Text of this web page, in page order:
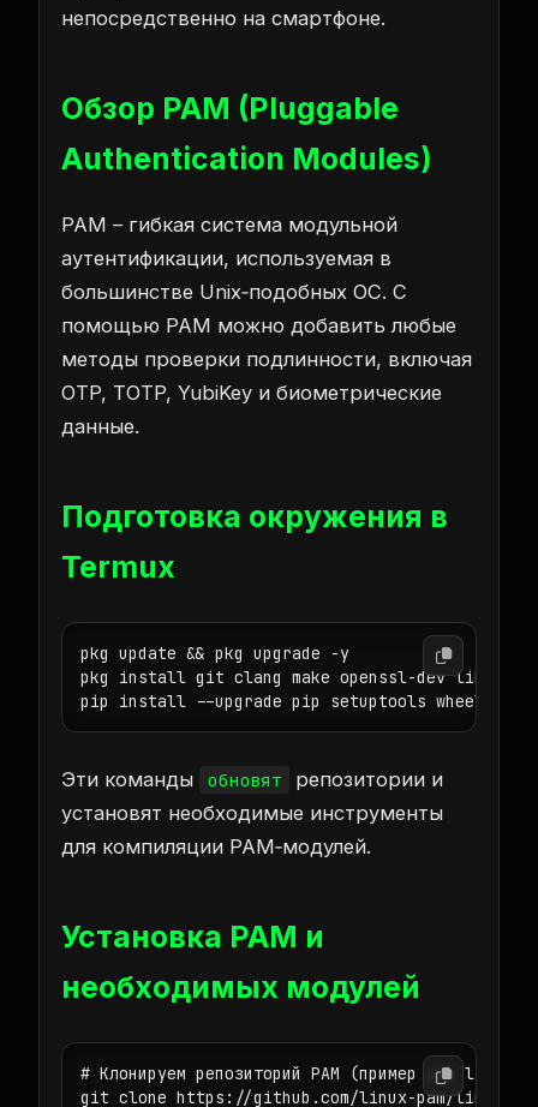
непосредственно на смартфоне.
Обзор PAM (Pluggable
Authentication Modules)
PAM – гибкая система модульной
аутентификации, используемая в
большинстве Unix‑подобных ОС. С
помощью PAM можно добавить любые
методы проверки подлинности, включая
OTP, TOTP, YubiKey и биометрические
данные.
Подготовка окружения в
Termux
pkg update && pkg upgrade -y
pkg install git clang make openssl-dev libffi-
pip install --upgrade pip setuptools wheel
Эти команды обновят
репозитории и
установят необходимые инструменты
для компиляции PAM‑модулей.
Установка PAM и
необходимых модулей
# Клонируем репозиторий PAM (пример для libpam)
git clone https://github.com/linux-pam/linux-